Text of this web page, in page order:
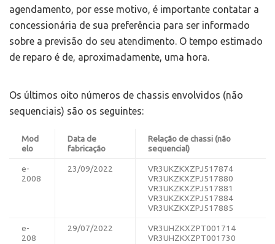
agendamento, por esse motivo, é importante contatar a
concessionária de sua preferência para ser informado
sobre a previsão do seu atendimento. O tempo estimado
de reparo é de, aproximadamente, uma hora.
Os últimos oito números de chassis envolvidos (não
sequenciais) são os seguintes:
Mod
elo
Data de
fabricação
Relação de chassi (não
sequencial)
e-
2008
23/09/2022
VR3UKZKXZPJ517874
VR3UKZKXZPJ517880
VR3UKZKXZPJ517881
VR3UKZKXZPJ517884
VR3UKZKXZPJ517885
e-
208
29/07/2022
VR3UHZKXZPT001714
VR3UHZKXZPT001730